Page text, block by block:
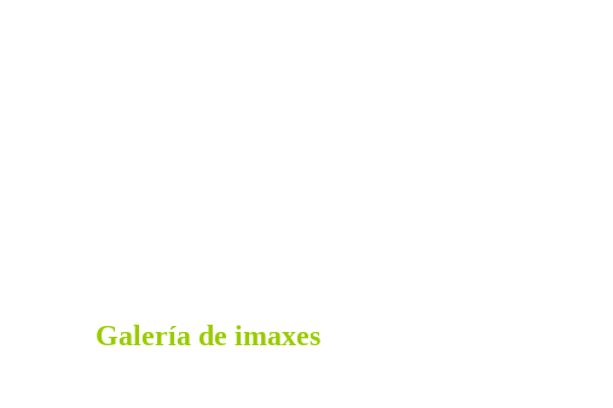
Galería de imaxes